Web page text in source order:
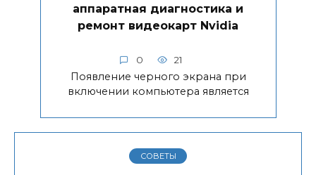
аппаратная диагностика и
ремонт видеокарт Nvidia
0 21
Появление черного экрана при
включении компьютера является
СОВЕТЫ